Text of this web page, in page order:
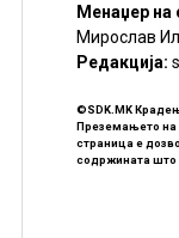
Менаџер на
Мирослав
Редакцијa:
©SDK.MK
Преземањето на
страница е
содржината што